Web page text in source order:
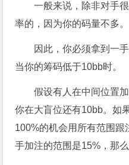
一般来说，除非对手
率的，因为你的码量不多。
因此，你必须拿到一
当你的筹码低于10bb时。
假设有人在中间位置
你在大盲位还有10bb。如
100%的机会用所有范围
手加注的范围是15%，那